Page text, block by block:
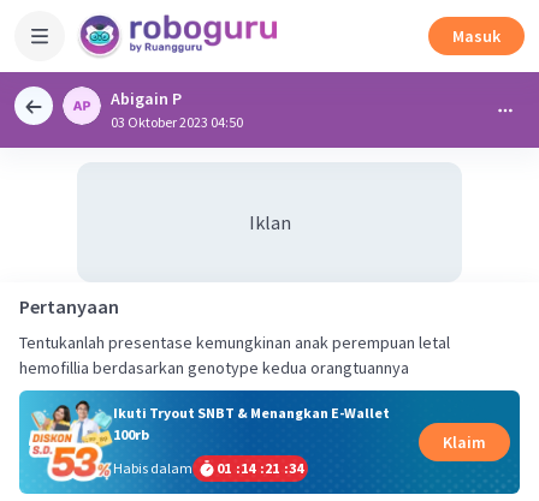
Masuk
Abigain P
03 Oktober 2023 04:50
Iklan
Pertanyaan
Tentukanlah presentase kemungkinan anak perempuan letal
hemofillia berdasarkan genotype kedua orangtuannya
Ikuti Tryout SNBT & Menangkan E-Wallet
100rb
Habis dalam
01 :14 :21 :34
Klaim